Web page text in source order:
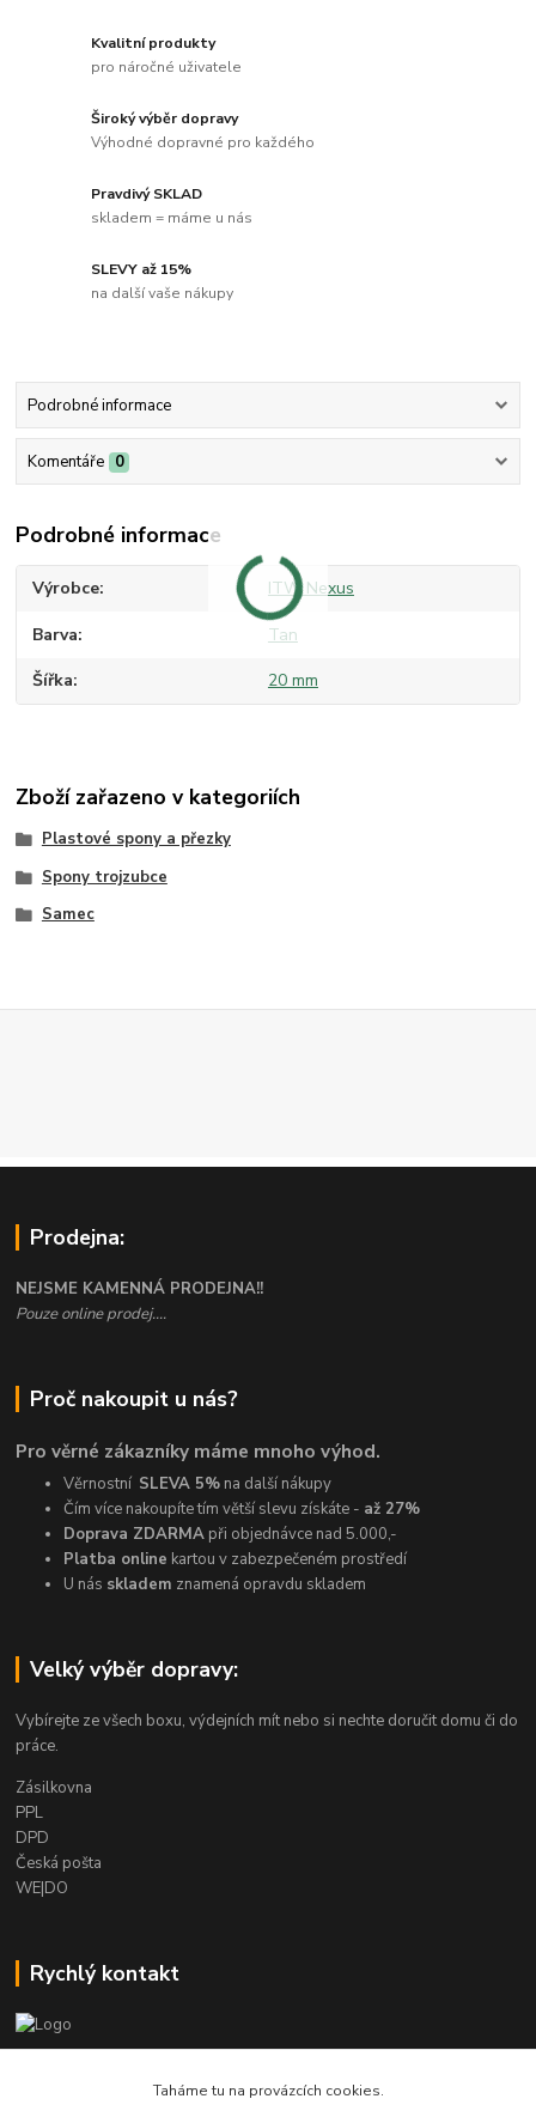
Kvalitní produkty
pro náročné uživatele
Široký výběr dopravy
Výhodné dopravné pro každého
Pravdivý SKLAD
skladem = máme u nás
SLEVY až 15%
na další vaše nákupy
Podrobné informace
Komentáře 0
Podrobné informace
Výrobce ITW Nexus
Barva Tan
Šířka 20 mm
Zboží zařazeno v kategoriích
Plastové spony a přezky
Spony trojzubce
Samec
Prodejna:
NEJSME KAMENNÁ PRODEJNA!!
Pouze online prodej....
Proč nakoupit u nás?
Pro věrné zákazníky máme mnoho výhod.
Věrnostní SLEVA 5% na další nákupy
Čím více nakoupíte tím větší slevu získáte - až 27%
Doprava ZDARMA při objednávce nad 5.000,-
Platba online kartou v zabezpečeném prostředí
U nás skladem znamená opravdu skladem
Velký výběr dopravy:
Vybírejte ze všech boxu, výdejních mít nebo si nechte doručit domu či do
práce.
Zásilkovna
PPL
DPD
Česká pošta
WE|DO
Rychlý kontakt
info@armygalanterie.czTaháme tu na provázcích cookies.